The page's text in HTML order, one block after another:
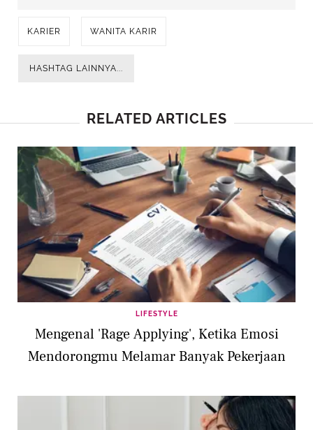
KARIER WANITA KARIR
HASHTAG LAINNYA...
RELATED ARTICLES
LIFESTYLE
Mengenal 'Rage Applying', Ketika Emosi
Mendorongmu Melamar Banyak Pekerjaan